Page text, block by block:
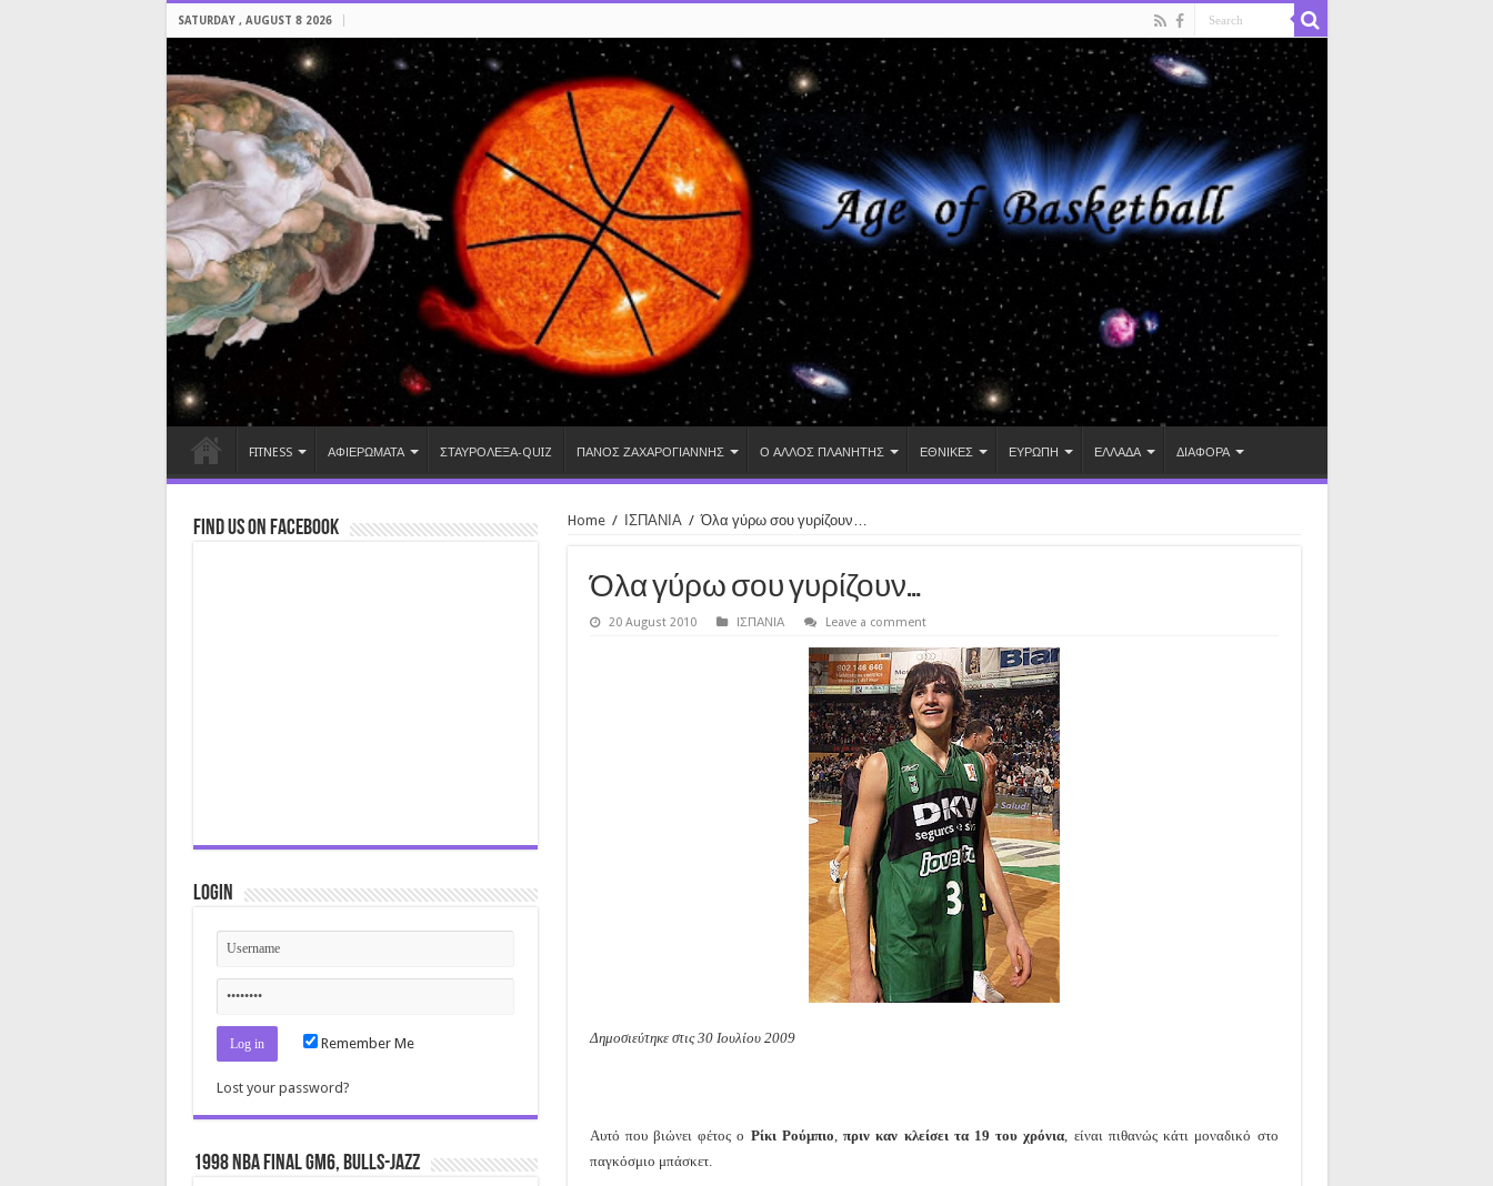
SATURDAY , AUGUST 8 2026
FITNESS ΑΦΙΕΡΩΜΑΤΑ ΣΤΑΥΡΟΛΕΞΑ-QUIZ ΠΑΝΟΣ ΖΑΧΑΡΟΓΙΑΝΝΗΣ Ο ΑΛΛΟΣ ΠΛΑΝΗΤΗΣ ΕΘΝΙΚΕΣ ΕΥΡΩΠΗ ΕΛΛΑΔΑ ΔΙΑΦΟΡΑ
Home / ΙΣΠΑΝΙΑ / Όλα γύρω σου γυρίζουν…
Όλα γύρω σου γυρίζουν…
20 August 2010 ΙΣΠΑΝΙΑ Leave a comment
Δημοσιεύτηκε στις 30 Ιουλίου 2009
Αυτό που βιώνει φέτος ο Ρίκι Ρούμπιο ,πριν καν κλείσει τα 19 του χρόνια , είναι πιθανώς κάτι μοναδικό στο
παγκόσμιο μπάσκετ.
Find us on Facebook
Login
Remember Me
Lost your password?
1998 NBA Final gm6, Bulls-Jazz